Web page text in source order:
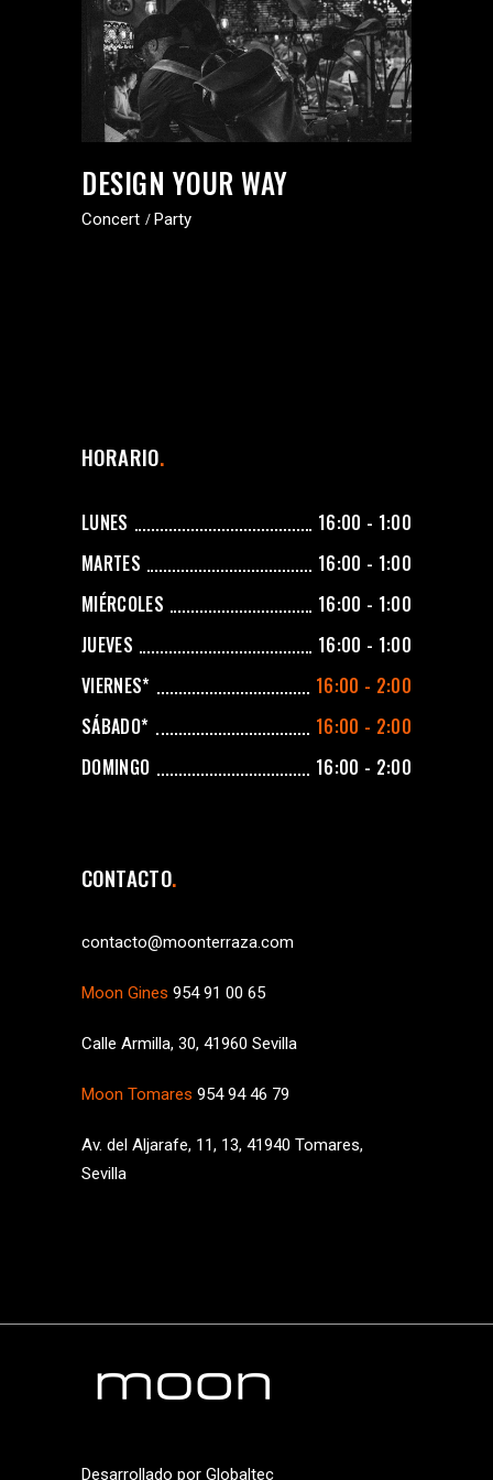
DESIGN YOUR WAY
Concert Party
HORARIO
LUNES
16:00 - 1:00
MARTES
16:00 - 1:00
MIÉRCOLES
16:00 - 1:00
JUEVES
16:00 - 1:00
VIERNES*
16:00 - 2:00
SÁBADO*
16:00 - 2:00
DOMINGO
16:00 - 2:00
CONTACTO
contacto@moonterraza.com
Moon Gines 954 91 00 65
Calle Armilla, 30, 41960 Sevilla
Moon Tomares 954 94 46 79
Av. del Aljarafe, 11, 13, 41940 Tomares,
Sevilla
Desarrollado por Globaltec